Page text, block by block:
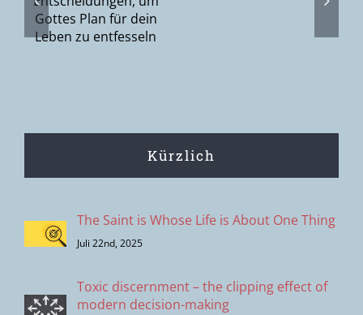
Suche nach
Kürzlich
The Saint is Whose Life is About One Thing
Juli 22nd, 2025
Toxic discernment – the clipping effect of
modern decision-making